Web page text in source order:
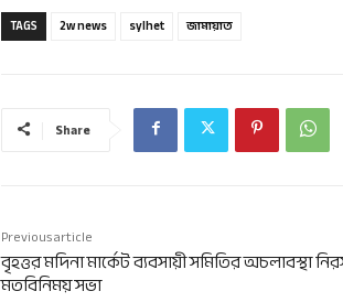
TAGS 2w news sylhet জামায়াত
Share
Previous article
বৃহত্তর মদিনা মার্কেট ব্যবসায়ী সমিতির অচলাবস্থা
মতবিনিময় সভা